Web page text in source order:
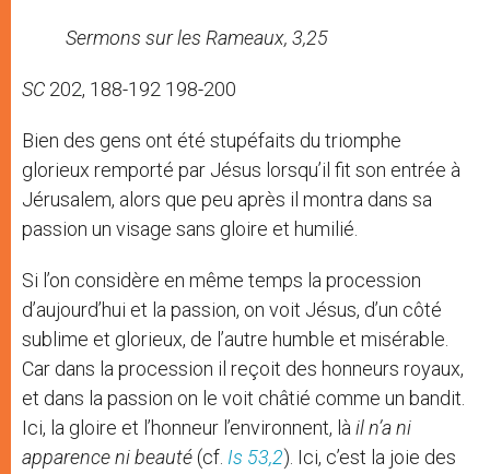
Sermons sur les Rameaux, 3,25
SC 202, 188-192 198-200
Bien des gens ont été stupéfaits du triomphe
glorieux remporté par Jésus lorsqu’il fit son entrée à
Jérusalem, alors que peu après il montra dans sa
passion un visage sans gloire et humilié.
Si l’on considère en même temps la procession
d’aujourd’hui et la passion, on voit Jésus, d’un côté
sublime et glorieux, de l’autre humble et misérable.
Car dans la procession il reçoit des honneurs royaux,
et dans la passion on le voit châtié comme un bandit.
Ici, la gloire et l’honneur l’environnent, làil n’a ni
apparence ni beauté (cf. Is 53,2). Ici, c’est la joie des